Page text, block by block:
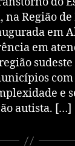
na Região
em
em
sudeste
com
e
autista. […]